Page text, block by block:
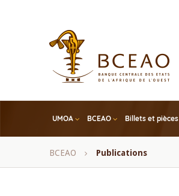
UMOA BCEAO Billets et pièces
Fil
BCEAO Publications